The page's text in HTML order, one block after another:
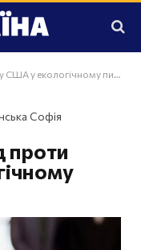
у екологічному питанні
Софія
проти